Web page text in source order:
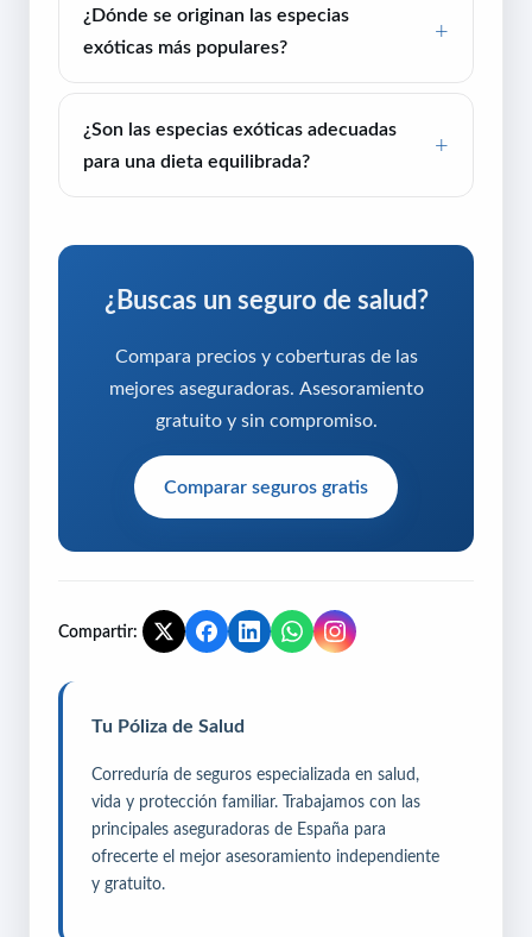
¿Dónde se originan las especias
exóticas más populares?
¿Son las especias exóticas adecuadas
para una dieta equilibrada?
¿Buscas un seguro de salud?
Compara precios y coberturas de las
mejores aseguradoras. Asesoramiento
gratuito y sin compromiso.
Comparar seguros gratis
Compartir:
Tu Póliza de Salud
Correduría de seguros especializada en salud,
vida y protección familiar. Trabajamos con las
principales aseguradoras de España para
ofrecerte el mejor asesoramiento independiente
y gratuito.